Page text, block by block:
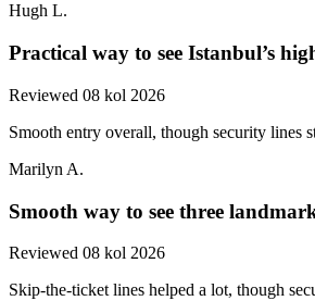
Hugh L.
Practical way to see Istanbul’s
Reviewed 08 kol 2026
Smooth entry overall, though security lines
Marilyn A.
Smooth way to see three
Reviewed 08 kol 2026
Skip-the-ticket lines helped a lot, though